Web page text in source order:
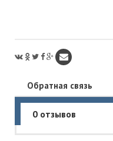
Обратная связь
0 отзывов